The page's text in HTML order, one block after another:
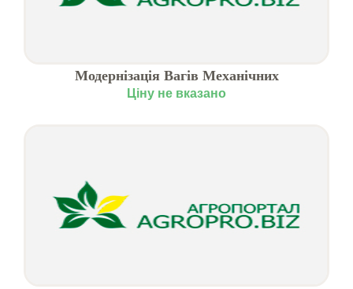
Модернізація Вагів Механічних
Автомобільних
Ціну не вказано